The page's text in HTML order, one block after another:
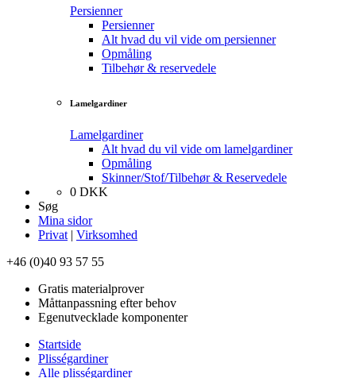
Persienner
Persienner
Alt hvad du vil vide om persienner
Opmåling
Tilbehør & reservedele
Lamelgardiner
Lamelgardiner
Alt hvad du vil vide om lamelgardiner
Opmåling
Skinner/Stof/Tilbehør & Reservedele
0 DKK
Søg
Mina sidor
Privat | Virksomhed
+46 (0)40 93 57 55
Gratis materialprover
Måttanpassning efter behov
Egenutvecklade komponenter
Startside
Plisségardiner
Alle plisségardiner